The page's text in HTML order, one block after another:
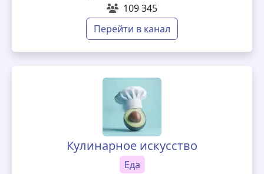
109 345
Перейти в канал
Кулинарное искусство
Еда